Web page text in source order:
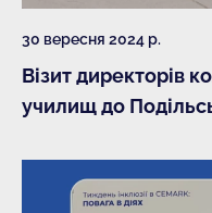
30 вересня 2024 р.
Візит директорів
училищ до